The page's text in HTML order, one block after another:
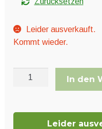
Leider ausverkauft.
Kommt wieder.
Reduzierstück
In den
Leider